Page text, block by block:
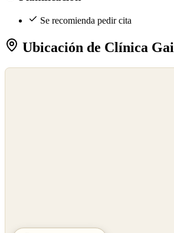
Se recomienda pedir cita
Ubicación de Clínica